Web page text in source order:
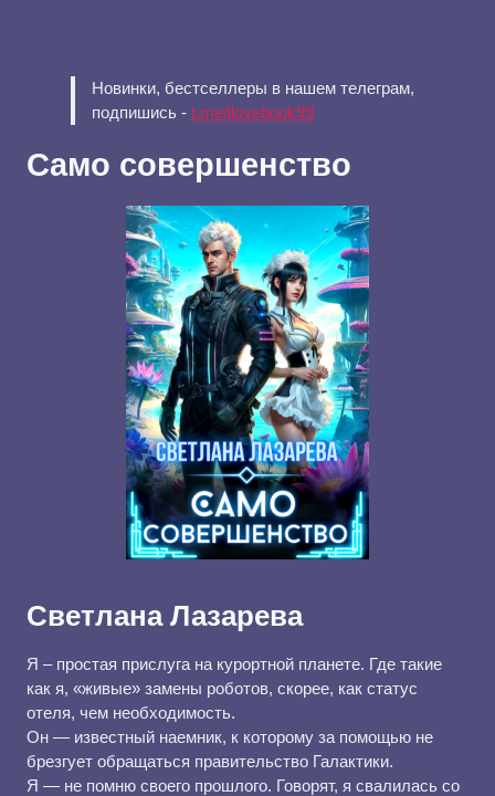
Новинки, бестселлеры в нашем телеграм,
подпишись - t.me/ilovebook99
Само совершенство
Светлана Лазарева
Я – простая прислуга на курортной планете. Где такие
как я, «живые» замены роботов, скорее, как статус
отеля, чем необходимость.
Он — известный наемник, к которому за помощью не
брезгует обращаться правительство Галактики.
Я — не помню своего прошлого. Говорят, я свалилась со